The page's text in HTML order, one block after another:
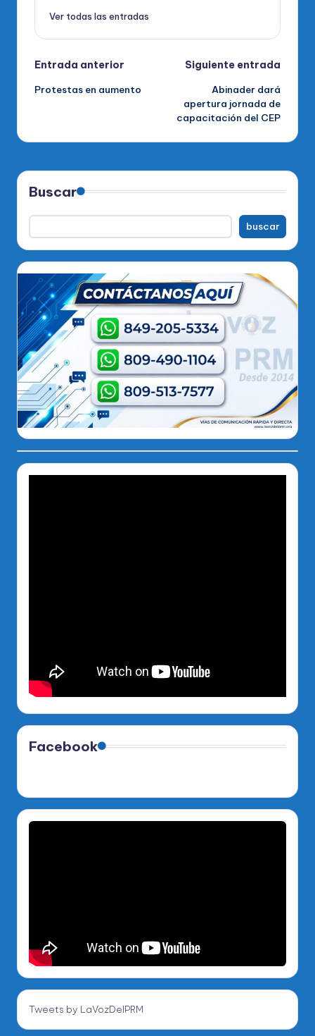
Ver todas las entradas
Navegación
de
Entrada anterior
Protestas en aumento
Siguiente entrada
Abinader dará
apertura jornada de
capacitación del CEP
Buscar
buscar
Facebook
Tweets by LaVozDelPRM